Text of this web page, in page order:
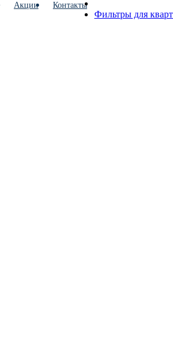
Акции Контакты
Фильтры для